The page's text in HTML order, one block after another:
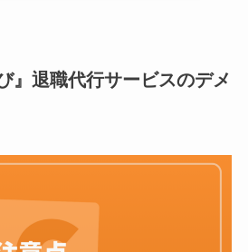
』退職代行サービスのデメ